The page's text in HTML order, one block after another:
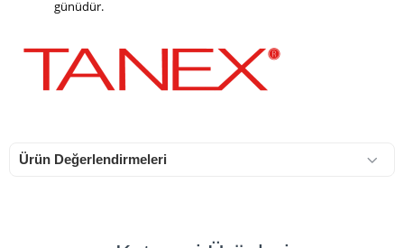
günüdür.
Ürün Değerlendirmeleri